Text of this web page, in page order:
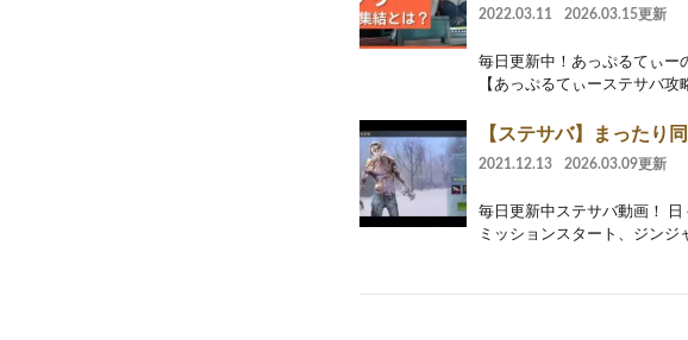
2022.03.11 2026.03.15更新
毎日更新中！あっぷるてぃー
【あっぷるてぃーステサバ攻
【ステサバ】まったり
2021.12.13 2026.03.09更新
毎日更新中ステサバ動画！
ミッションスタート、ジンジ